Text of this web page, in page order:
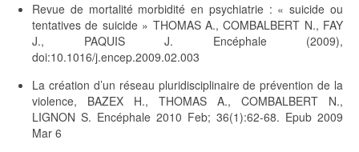
Revue de mortalité morbidité en psychiatrie : « suicide ou
tentatives de suicide » THOMAS A., COMBALBERT N., FAY
J., PAQUIS J. Encéphale (2009),
doi:10.1016/j.encep.2009.02.003
La création d’un réseau pluridisciplinaire de prévention de la
violence, BAZEX H., THOMAS A., COMBALBERT N.,
LIGNON S. Encéphale 2010 Feb; 36(1):62-68. Epub 2009
Mar 6